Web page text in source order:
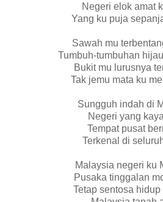
Negeri elok amat
Yang ku puja
Sawah mu
Tumbuh-tumbuhan
Bukit mu lurusnya
Tak jemu mata ku
Sungguh indah di
Negeri yang
Tempat pusat
Terkenal di
Malaysia negeri ku
Pusaka tinggalan
Tetap sentosa hidup